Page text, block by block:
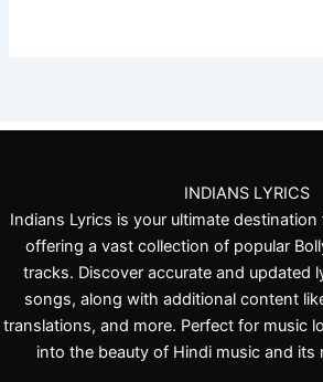
INDIANS LYRICS
Indians Lyrics is your ultimate
offering a vast collection of popular
tracks. Discover accurate and updated
songs, along with additional content
translations, and more. Perfect for music
into the beauty of Hindi music and its